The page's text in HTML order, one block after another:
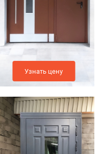
Узнать цену